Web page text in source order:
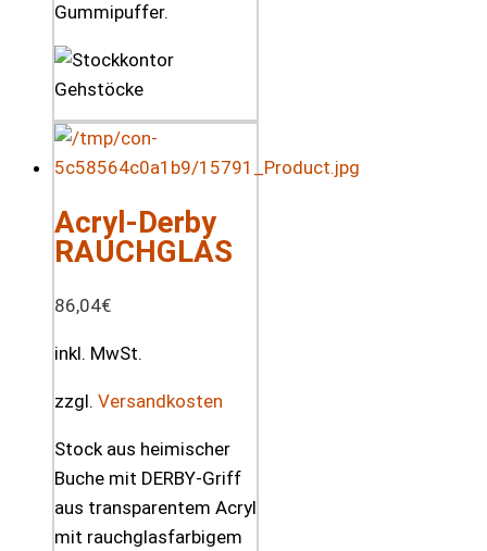
Gummipuffer.
Acryl-Derby
RAUCHGLAS
86,04€
inkl. MwSt.
zzgl. Versandkosten
Stock aus heimischer
Buche mit DERBY-Griff
aus transparentem Acryl
mit rauchglasfarbigem